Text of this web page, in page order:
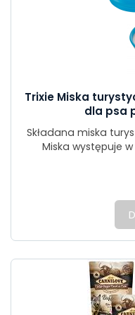
Trixie Miska
dla psa
Składana miska
Miska występuje